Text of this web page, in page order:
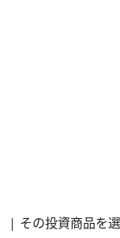
その投資商品を